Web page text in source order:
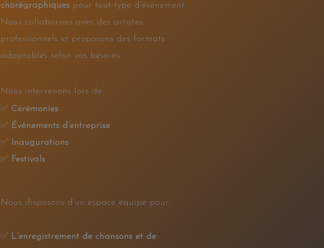
chorégraphiques pour tout type d’événement.
Nous collaborons avec des artistes
professionnels et proposons des formats
adaptables selon vos besoins.
Nous intervenons lors de :
✅ Cérémonies
✅ Événements d’entreprise
✅
Inaugurations
✅ Festivals
Nous disposons d’un espace équipé pour:
✅ L’enregistrement de chansons et de